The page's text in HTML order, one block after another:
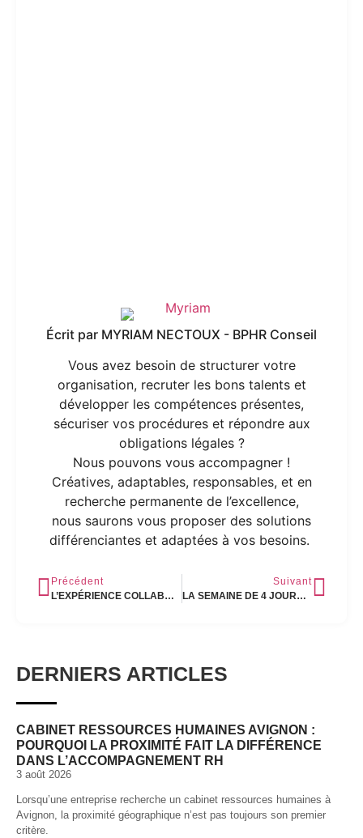
Écrit par MYRIAM NECTOUX - BPHR Conseil
Vous avez besoin de structurer votre
organisation, recruter les bons talents et
développer les compétences présentes,
sécuriser vos procédures et répondre aux
obligations légales ?
Nous pouvons vous accompagner !
Créatives, adaptables, responsables, et en
recherche permanente de l’excellence,
nous saurons vous proposer des solutions
différenciantes et adaptées à vos besoins.
Précédent
L’EXPÉRIENCE COLLABORATEUR, PILIER DE LA MARQUE EMPLOYEUR
Suivant
LA SEMAINE DE 4 JOURS : LA TENDANCE DE DEMAIN ?
DERNIERS ARTICLES
CABINET RESSOURCES HUMAINES AVIGNON :
POURQUOI LA PROXIMITÉ FAIT LA DIFFÉRENCE
DANS L’ACCOMPAGNEMENT RH
3 août 2026
Lorsqu’une entreprise recherche un cabinet ressources humaines à
Avignon, la proximité géographique n’est pas toujours son premier
critère.